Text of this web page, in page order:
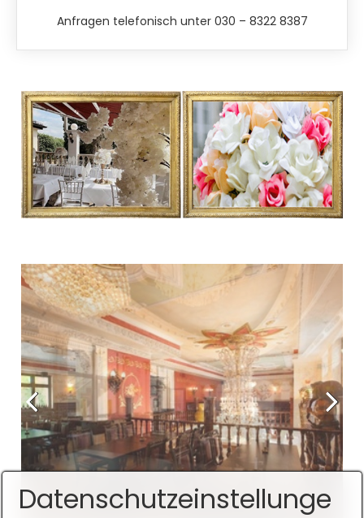
Anfragen telefonisch unter 030 – 8322 8387
Datenschutzeinstellunge